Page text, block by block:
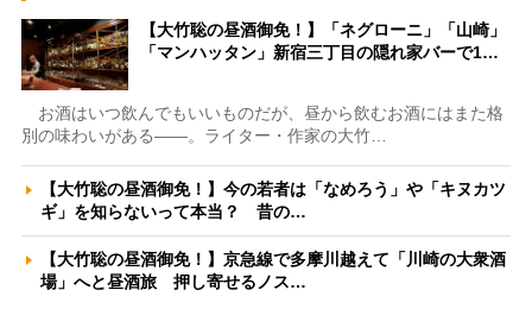
【大竹聡の昼酒御免！】「ネグローニ」「山崎」
「マンハッタン」新宿三丁目の隠れ家バーで1…
お酒はいつ飲んでもいいものだが、昼から飲むお酒にはまた格
別の味わいがある――。ライター・作家の大竹…
【大竹聡の昼酒御免！】今の若者は「なめろう」や「キヌカツ
ギ」を知らないって本当？ 昔の…
【大竹聡の昼酒御免！】京急線で多摩川越えて「川崎の大衆酒
場」へと昼酒旅 押し寄せるノス…